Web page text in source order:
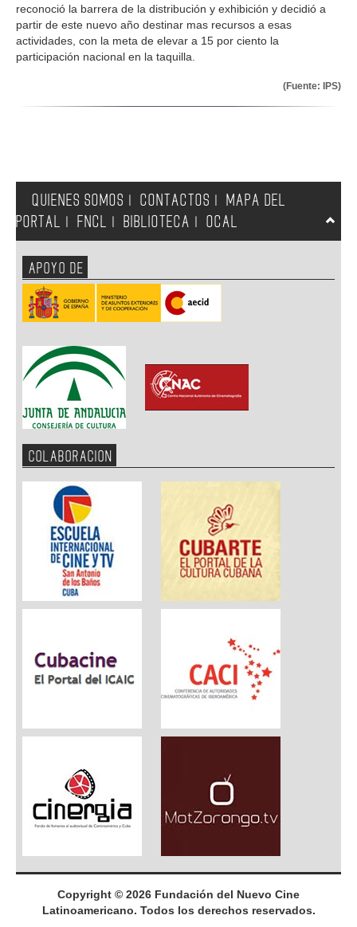
reconoció la barrera de la distribución y exhibición y decidió a
partir de este nuevo año destinar mas recursos a esas
actividades, con la meta de elevar a 15 por ciento la
participación nacional en la taquilla.
(Fuente: IPS)
QUIENES SOMOS CONTACTOS
MAPA DEL
PORTAL
FNCL BIBLIOTECA OCAL
APOYO DE
COLABORACION
Copyright © 2026 Fundación del Nuevo Cine
Latinoamericano. Todos los derechos reservados.